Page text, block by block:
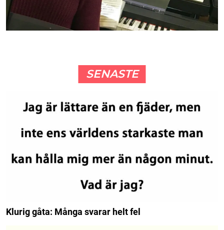
SENASTE
Klurig gåta: Många svarar helt fel